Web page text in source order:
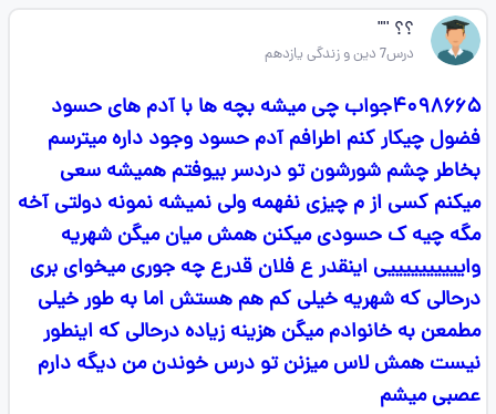
؟؟ ''"
درس7 دین و زندگی یازدهم
۴۰۹۸۶۶۵جواب چی میشه بچه ها با آدم های حسود
فضول چیکار کنم اطرافم آدم حسود وجود داره میترسم
بخاطر چشم شورشون تو دردسر بیوفتم همیشه سعی
میکنم کسی از م چیزی نفهمه ولی نمیشه نمونه دولتی آخه
مگه چیه ک حسودی میکنن همش میان میگن شهریه
واییییییییییی اینقدر ع فلان قدرع چه جوری میخوای بری
درحالی که شهریه خیلی کم هم هستش اما به طور خیلی
مطمعن به خانوادم میگن هزینه زیاده درحالی که اینطور
نیست همش لاس میزنن تو درس خوندن من دیگه دارم
عصبی میشم